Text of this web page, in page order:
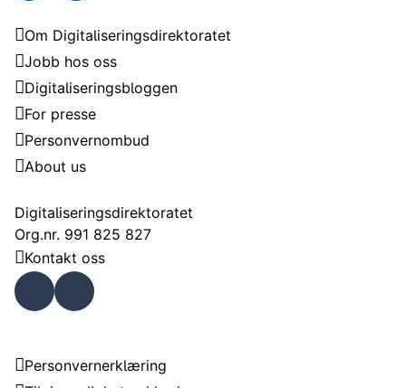
Om Digitaliseringsdirektoratet
Jobb hos oss
Digitaliseringsbloggen
For presse
Personvernombud
About us
Digitaliseringsdirektoratet
Org.nr. 991 825 827
Kontakt oss
Faceb
Personvernerklæring